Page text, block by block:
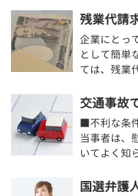
残業代請
企業にとっ
として簡単
ては、残業
交通事故
■不利な条
当事者は、
いてよく知
国選弁護